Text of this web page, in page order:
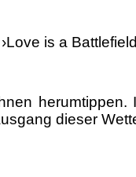
is a
herumtippen.
dieser